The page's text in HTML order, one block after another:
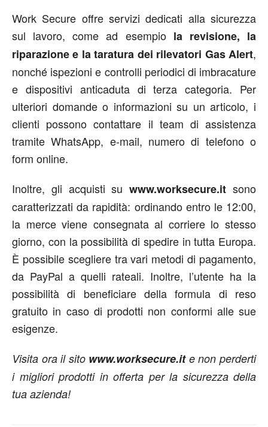
Work Secure offre servizi dedicati alla sicurezza
sul lavoro, come ad esempio la revisione, la
riparazione e la taratura dei rilevatori Gas Alert,
nonché ispezioni e controlli periodici di imbracature
e dispositivi anticaduta di terza categoria. Per
ulteriori domande o informazioni su un articolo, i
clienti possono contattare il team di assistenza
tramite WhatsApp, e-mail, numero di telefono o
form online.
Inoltre, gli acquisti suwww.worksecure.it sono
caratterizzati da rapidità: ordinando entro le 12:00,
la merce viene consegnata al corriere lo stesso
giorno, con la possibilità di spedire in tutta Europa.
È possibile scegliere tra vari metodi di pagamento,
da PayPal a quelli rateali. Inoltre, l’utente ha la
possibilità di beneficiare della formula di reso
gratuito in caso di prodotti non conformi alle sue
esigenze.
Visita ora il sito www.worksecure.ite non perderti
i migliori prodotti in offerta per la sicurezza della
tua azienda!